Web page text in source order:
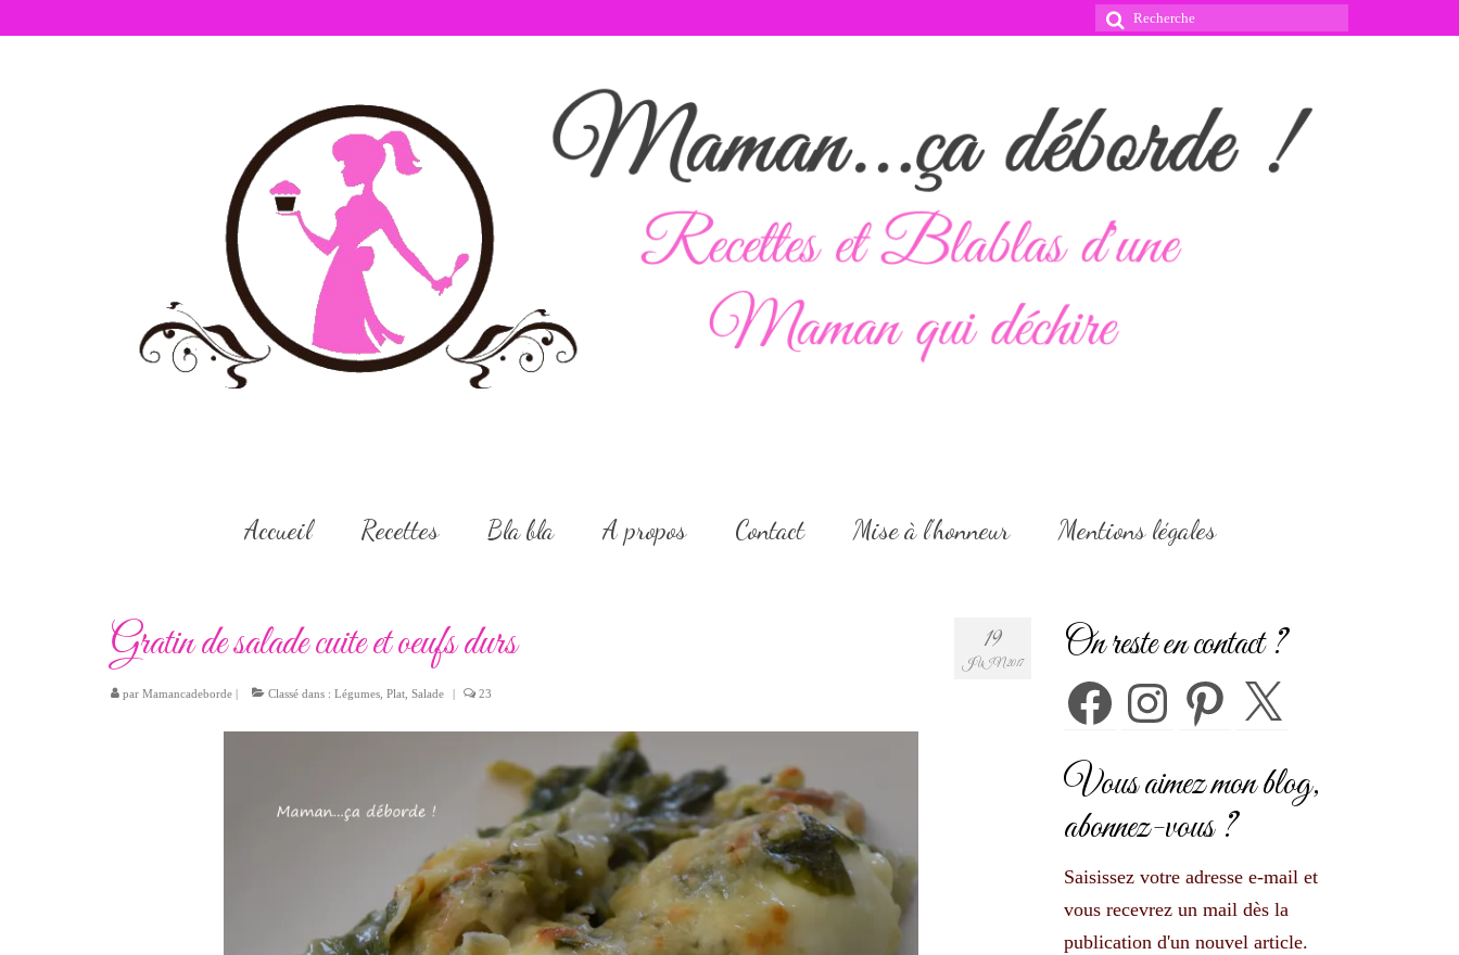
Rechercher
Accueil Recettes Bla bla A propos Contact Mise à l’honneur Mentions légales
19
JUIN 2017
Gratin de salade cuite et oeufs durs
par Mamancadeborde Classé dans : Légumes Plat Salade 23
On reste en contact ?
FacebookInstagramPinterest X
Vous aimez mon blog,
abonnez-vous ?
Saisissez votre adresse e-mail et
vous recevrez un mail dès la
publication d'un nouvel article.